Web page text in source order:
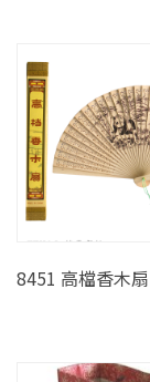
8451 高檔香木扇